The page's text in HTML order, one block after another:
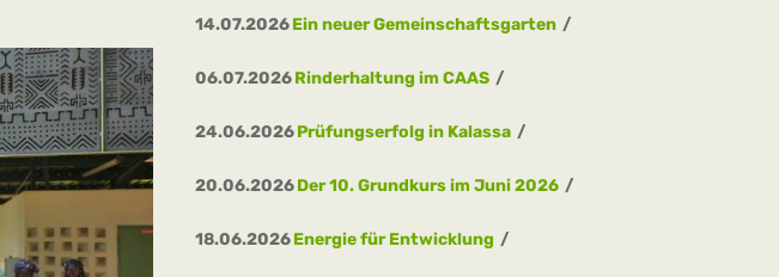
14.07.2026Ein neuer Gemeinschaftsgarten
06.07.2026Rinderhaltung im CAAS
24.06.2026Prüfungserfolg in Kalassa
20.06.2026Der 10. Grundkurs im Juni 2026
18.06.2026Energie für Entwicklung